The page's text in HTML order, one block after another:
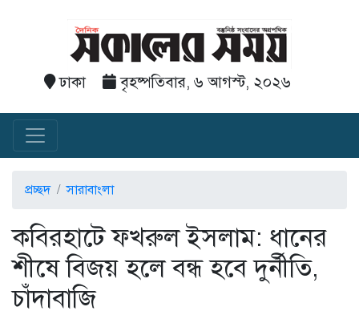
ঢাকা বৃহষ্পতিবার, ৬ আগস্ট, ২০২৬
প্রচ্ছদ সারাবাংলা
কবিরহাটে ফখরুল ইসলাম: ধানের
শীষে বিজয় হলে বন্ধ হবে দুর্নীতি,
চাঁদাবাজি